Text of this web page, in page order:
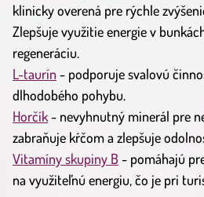
klinicky overená pre rýchle
Zlepšuje využitie energie v
regeneráciu.
L-taurín - podporuje svalovú
dlhodobého pohybu.
Horčík- nevyhnutný minerál pre
zabraňuje kŕčom a zlepšuje
Vitamíny skupiny B - pomáhajú
na využiteľnú energiu, čo je pri